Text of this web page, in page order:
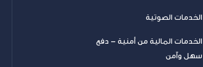
الخدمات الصوتية
الخدمات المالية من أمنية – دفع
سهل وآمن